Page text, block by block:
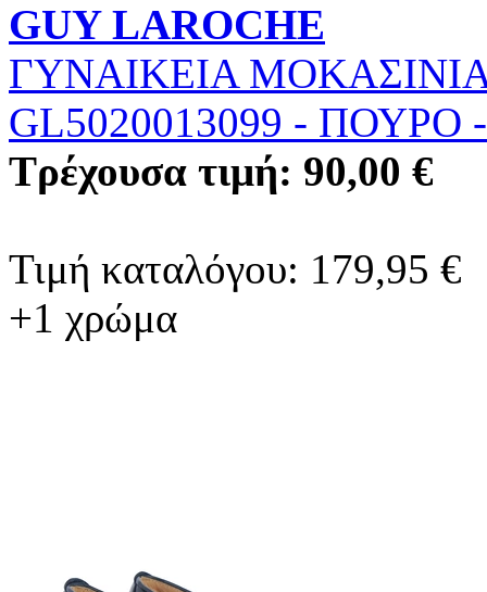
GUY LAROCHE
ΓΥΝΑΙΚΕΙΑ
GL5020013099 - ΠΟΥΡΟ
Τρέχουσα τιμή: 90,00 €
Τιμή καταλόγου: 179,95 €
+1 χρώμα